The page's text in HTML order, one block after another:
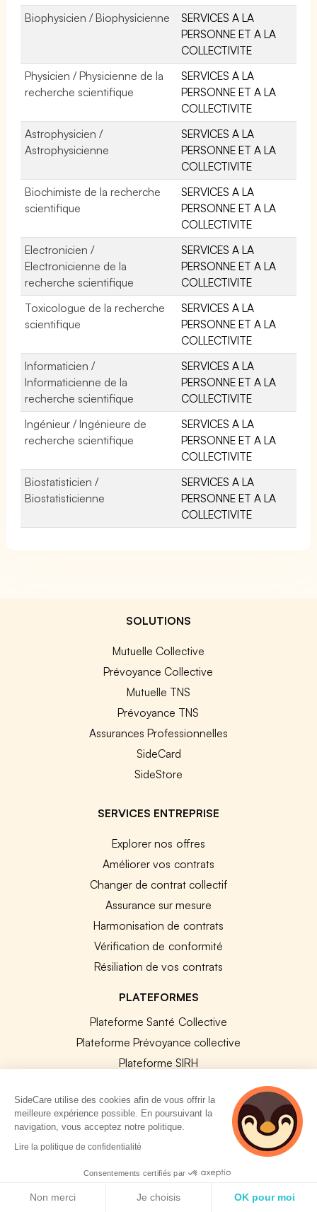
Biophysicien / Biophysicienne
SERVICES A LA
PERSONNE ET A LA
COLLECTIVITE
Physicien / Physicienne de la
recherche scientifique
SERVICES A LA
PERSONNE ET A LA
COLLECTIVITE
Astrophysicien /
Astrophysicienne
SERVICES A LA
PERSONNE ET A LA
COLLECTIVITE
Biochimiste de la recherche
scientifique
SERVICES A LA
PERSONNE ET A LA
COLLECTIVITE
Electronicien /
Electronicienne de la
recherche scientifique
SERVICES A LA
PERSONNE ET A LA
COLLECTIVITE
Toxicologue de la recherche
scientifique
SERVICES A LA
PERSONNE ET A LA
COLLECTIVITE
Informaticien /
Informaticienne de la
recherche scientifique
SERVICES A LA
PERSONNE ET A LA
COLLECTIVITE
Ingénieur / Ingénieure de
recherche scientifique
SERVICES A LA
PERSONNE ET A LA
COLLECTIVITE
Biostatisticien /
Biostatisticienne
SERVICES A LA
PERSONNE ET A LA
COLLECTIVITE
SOLUTIONS
Mutuelle Collective
Prévoyance Collective
Mutuelle TNS
Prévoyance TNS
Assurances Professionnelles
SideCard
SideStore
SERVICES ENTREPRISE
Explorer nos offres
Améliorer vos contrats
Changer de contrat collectif
Assurance sur mesure
Harmonisation de contrats
Vérification de conformité
Résiliation de vos contrats
PLATEFORMES
Plateforme Santé Collective
Plateforme Prévoyance collective
Plateforme SIRH
Plateforme QVT
Tous nos outils
Notre Blog
SideCare utilise des cookies afin de vous offrir la
meilleure expérience possible. En poursuivant la
navigation, vous acceptez notre politique.
Lire la politique de confidentialité
Consentements certifiés par
Non merci Je choisis OK pour moi
3 personnes
consultent
actuellement cette